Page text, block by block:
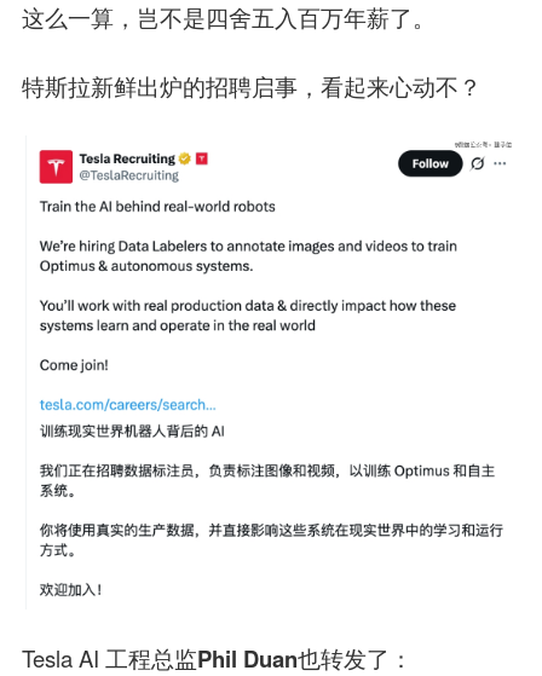
这么一算，岂不是四舍五入百万年薪了。
特斯拉新鲜出炉的招聘启事，看起来心动不？
Tesla AI 工程总监Phil Duan也转发了：